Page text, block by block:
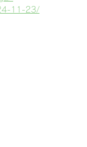
11-23/